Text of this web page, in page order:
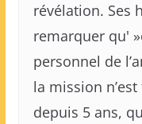
révélation. Ses
remarquer qu'
personnel de
la mission
depuis 5 ans,